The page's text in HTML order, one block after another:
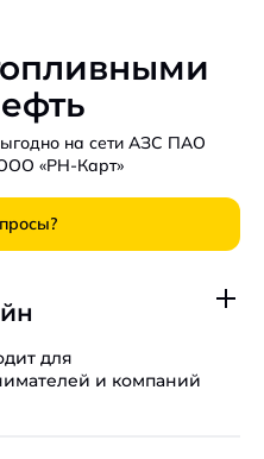
на сети АЗС ПАО
«РН-Карт»
для
и компаний